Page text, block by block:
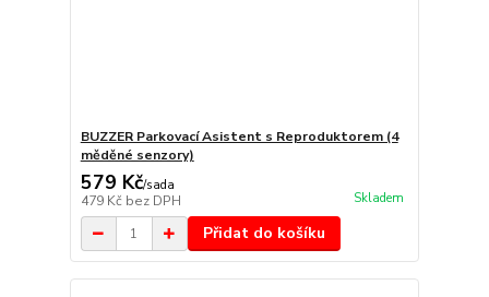
BUZZER Parkovací Asistent s Reproduktorem (4
měděné senzory)
579 Kč/sada
479 Kč bez DPH Skladem
Přidat do košíku